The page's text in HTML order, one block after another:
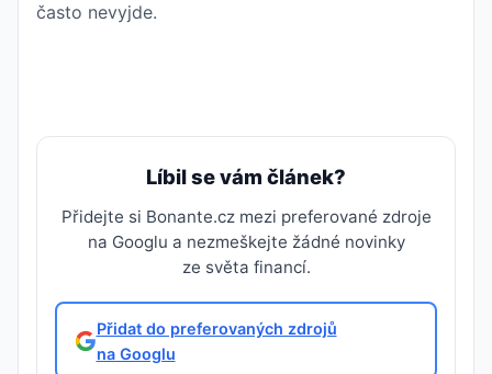
často nevyjde.
Líbil se vám článek?
Přidejte si Bonante.cz mezi preferované zdroje
na Googlu a nezmeškejte žádné novinky
ze světa financí.
Přidat do preferovaných zdrojů
na Googlu